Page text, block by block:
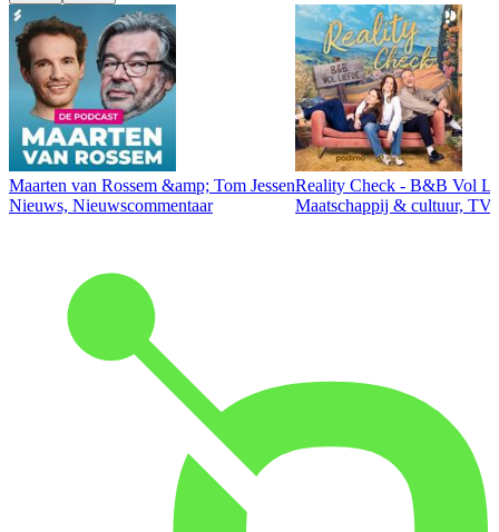
Maarten van Rossem &amp; Tom Jessen
Nieuws, Nieuwscommentaar
Reality Check - B&B Vol
Maatschappij & cultuur,